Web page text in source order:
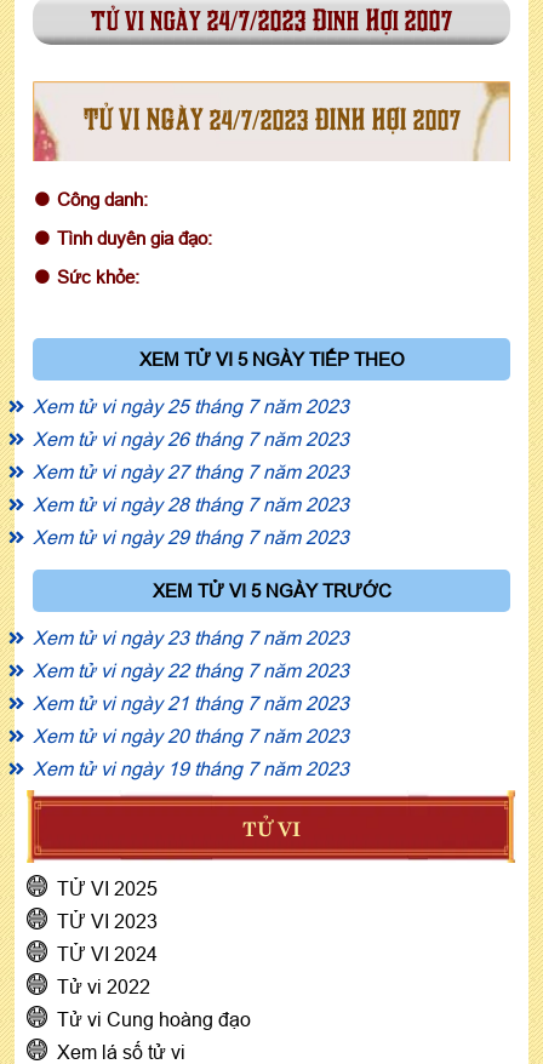
tử vi ngày 24/7/2023 Đinh Hợi 2007
TỬ VI NGÀY 24/7/2023 ĐINH HỢI 2007
Công danh:
Tình duyên gia đạo:
Sức khỏe:
XEM TỬ VI 5 NGÀY TIẾP THEO
Xem tử vi ngày 25 tháng 7 năm 2023
Xem tử vi ngày 26 tháng 7 năm 2023
Xem tử vi ngày 27 tháng 7 năm 2023
Xem tử vi ngày 28 tháng 7 năm 2023
Xem tử vi ngày 29 tháng 7 năm 2023
XEM TỬ VI 5 NGÀY TRƯỚC
Xem tử vi ngày 23 tháng 7 năm 2023
Xem tử vi ngày 22 tháng 7 năm 2023
Xem tử vi ngày 21 tháng 7 năm 2023
Xem tử vi ngày 20 tháng 7 năm 2023
Xem tử vi ngày 19 tháng 7 năm 2023
TỬ VI
TỬ VI 2025
TỬ VI 2023
TỬ VI 2024
Tử vi 2022
Tử vi Cung hoàng đạo
Xem lá số tử vi